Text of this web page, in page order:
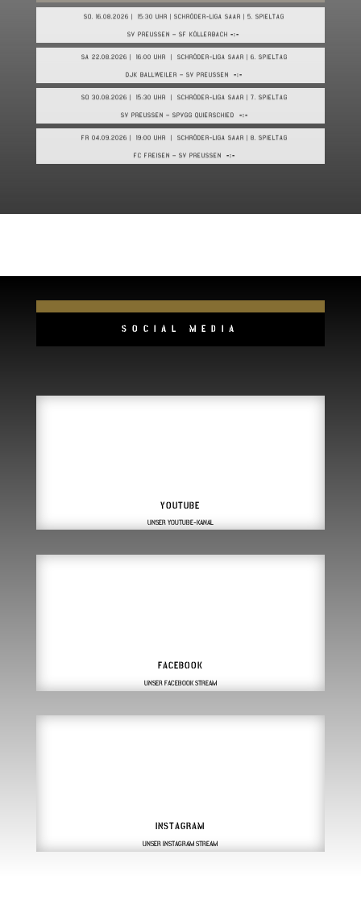
SO. 16.08.2026 | 15:30 UHR | SCHRÖDER-LIGA SAAR | 5. SPIELTAG
SV PREUSSEN – SF KÖLLERBACH -:-
SA 22.08.2026 | 16:00 UHR | SCHRÖDER-LIGA SAAR | 6. SPIELTAG
DJK BALLWEILER – SV PREUSSEN -:-
SO 30.08.2026 | 15:30 UHR | SCHRÖDER-LIGA SAAR | 7. SPIELTAG
SV PREUSSEN – SPVGG QUIERSCHIED -:-
FR 04.09.2026 | 19:00 UHR | SCHRÖDER-LIGA SAAR | 8. SPIELTAG
FC FREISEN – SV PREUSSEN -:-
SOCIAL MEDIA
YOUTUBE
UNSER YOUTUBE-KANAL
FACEBOOK
UNSER FACEBOOK STREAM
INSTAGRAM
UNSER INSTAGRAM STREAM